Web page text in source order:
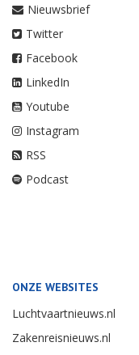
Nieuwsbrief
Twitter
Facebook
LinkedIn
Youtube
Instagram
RSS
Podcast
ONZE WEBSITES
Luchtvaartnieuws.nl
Zakenreisnieuws.nl